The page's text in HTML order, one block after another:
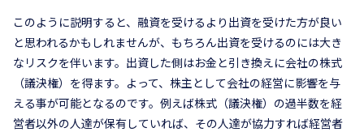
このように説明すると、融資を受けるより出資を受けた方が良い
と思われるかもしれませんが、もちろん出資を受けるのには大き
なリスクを伴います。出資した側はお金と引き換えに会社の株式
（議決権）を得ます。よって、株主として会社の経営に影響を与
える事が可能となるのです。例えば株式（議決権）の過半数を経
営者以外の人達が保有していれば、その人達が協力すれば経営者